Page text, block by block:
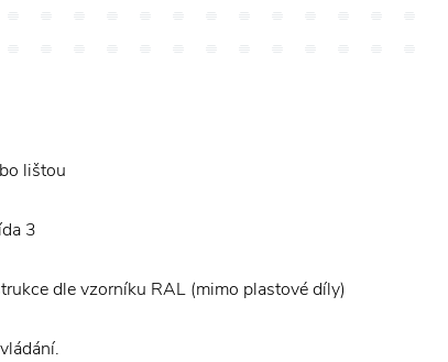
lištou
3
dle vzorníku RAL (mimo plastové díly)